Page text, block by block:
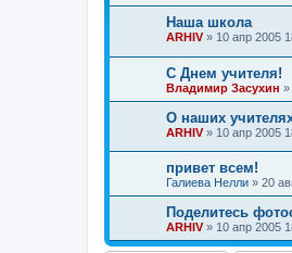
Наша школа
ARHIV» 10 апр 2005
С Днем учителя!
Владимир Засухин »
О наших
ARHIV» 10 апр 2005
привет всем!
Галиева Нелли » 20
Поделитесь
ARHIV» 10 апр 2005